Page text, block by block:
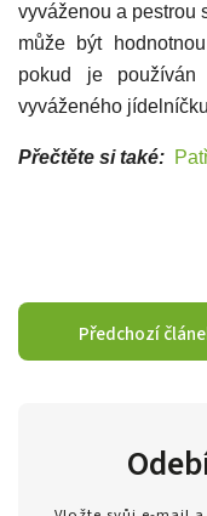
vyváženou a pestrou
může být
pokud je
vyváženého
Přečtěte si také:
Předchozí